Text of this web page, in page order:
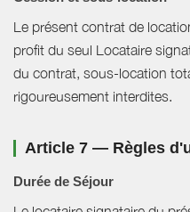
Le présent contrat de
profit du seul Locataire
du contrat, sous-location
rigoureusement interdites.
Article 7 — Règles
Durée de Séjour